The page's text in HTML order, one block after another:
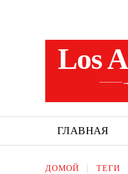
Los
———→
ГЛАВНАЯ
ДОМОЙ ТЕГИ